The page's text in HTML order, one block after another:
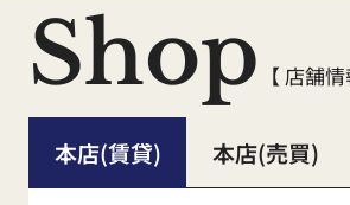
Shop 【 店舗情
本店(賃貸) 本店(売買)